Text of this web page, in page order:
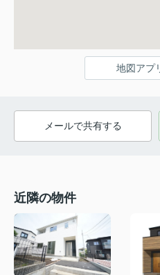
地図アプ
メールで共有する
近隣の物件